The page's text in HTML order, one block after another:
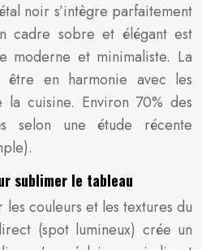
noir s’intègre parfaitement
cadre sobre et élégant est
moderne et minimaliste. La
en harmonie avec les
la cuisine. Environ 70% des
selon une étude récente
sublimer le tableau
couleurs et les textures du
(spot lumineux) crée un